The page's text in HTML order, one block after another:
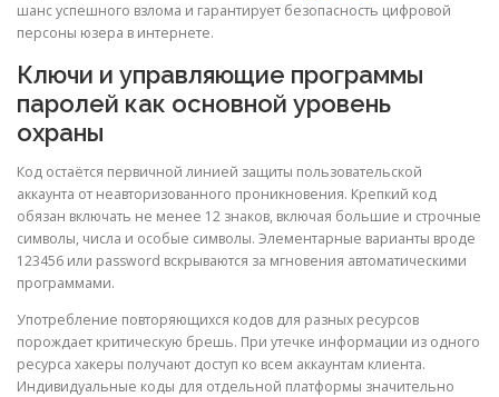
шанс успешного взлома и гарантирует безопасность цифровой
персоны юзера в интернете.
Ключи и управляющие программы
паролей как основной уровень
охраны
Код остаётся первичной линией защиты пользовательской
аккаунта от неавторизованного проникновения. Крепкий код
обязан включать не менее 12 знаков, включая большие и строчные
символы, числа и особые символы. Элементарные варианты вроде
123456 или password вскрываются за мгновения автоматическими
программами.
Употребление повторяющихся кодов для разных ресурсов
порождает критическую брешь. При утечке информации из одного
ресурса хакеры получают доступ ко всем аккаунтам клиента.
Индивидуальные коды для отдельной платформы значительно